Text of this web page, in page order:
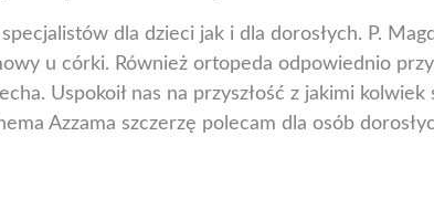
dla dzieci jak i dla dorosłych. P.
u córki. Również ortopeda odpowiednio
Uspokoił nas na przyszłość z jakimi
Azzama szczerzę polecam dla osób